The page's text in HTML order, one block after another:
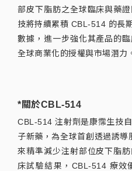
部皮下脂肪之全球臨床與藥
技將持續累積 CBL-514 的長
數據，進一步強化其產品的
全球商業化的授權與市場潛力
*關於CBL-514
CBL-514 注射劑是康霈生技
子新藥，為全球首創透過誘導
來精準減少注射部位皮下脂
床試驗結果，CBL-514 療效